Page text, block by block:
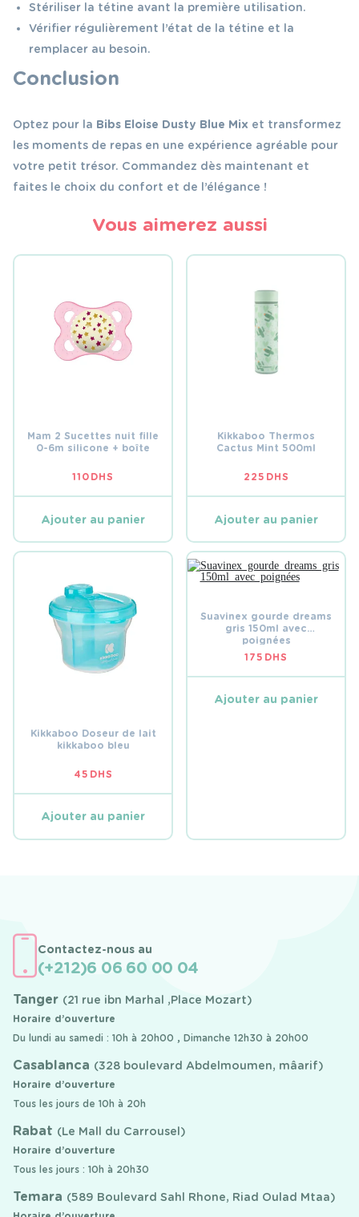
Stériliser la tétine avant la première utilisation.
Vérifier régulièrement l’état de la tétine et la
remplacer au besoin.
Conclusion
Optez pour la Bibs Eloise Dusty Blue Mix et transformez
les moments de repas en une expérience agréable pour
votre petit trésor. Commandez dès maintenant et
faites le choix du confort et de l’élégance !
Vous aimerez aussi
Mam 2 Sucettes nuit fille
0-6m silicone + boîte
110 DHS
Ajouter au panier
Kikkaboo Thermos
Cactus Mint 500ml
225 DHS
Ajouter au panier
Kikkaboo Doseur de lait
kikkaboo bleu
45 DHS
Ajouter au panier
Suavinex gourde dreams
gris 150ml avec
poignées
175 DHS
Ajouter au panier
Contactez-nous au
(+212)6 06 60 00 04
Tanger (21 rue ibn Marhal ,Place Mozart)
Horaire d’ouverture
Du lundi au samedi : 10h à 20h00 , Dimanche 12h30 à 20h00
Casablanca (328 boulevard Abdelmoumen, mâarif)
Horaire d’ouverture
Tous les jours de 10h à 20h
Rabat (Le Mall du Carrousel)
Horaire d’ouverture
Tous les jours : 10h à 20h30
Temara (589 Boulevard Sahl Rhone, Riad Oulad Mtaa)